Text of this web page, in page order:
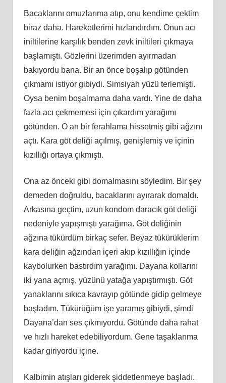
Bacaklarını omuzlarıma atıp, onu kendime çektim
biraz daha. Hareketlerimi hızlandırdım. Onun acı
iniltilerine karşılık benden zevk iniltileri çıkmaya
başlamıştı. Gözlerini üzerimden ayırmadan
bakıyordu bana. Bir an önce boşalıp götünden
çıkmamı istiyor gibiydi. Simsiyah yüzü terlemişti.
Oysa benim boşalmama daha vardı. Yine de daha
fazla acı çekmemesi için çıkardım yarağımı
götünden. O an bir ferahlama hissetmiş gibi ağzını
açtı. Kara göt deliği açılmış, genişlemiş ve içinin
kızıllığı ortaya çıkmıştı.
Ona az önceki gibi domalmasını söyledim. Bir şey
demeden doğruldu, bacaklarını ayırarak domaldı.
Arkasına geçtim, uzun kondom daracık göt deliği
nedeniyle yapışmıştı yarağıma. Göt deliğinin
ağzına tükürdüm birkaç sefer. Beyaz tükürüklerim
kara deliğin ağzından içeri akıp kızıllığın içinde
kaybolurken bastırdım yarağımı. Dayana kollarını
iki yana açmış, yüzünü yatağa yapıştırmıştı. Göt
yanaklarını sıkıca kavrayıp götünde gidip gelmeye
başladım. Tükürüğüm işe yaramış gibiydi, şimdi
Dayana’dan ses çıkmıyordu. Götünde daha rahat
ve hızlı hareket edebiliyordum. Gene taşaklarıma
kadar giriyordu içine.
Kalbimin atışları giderek şiddetlenmeye başladı.